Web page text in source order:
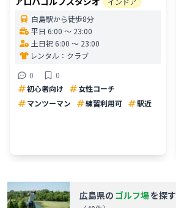
白島駅から徒歩8分
平日 6:00 〜 23:00
土日祝 6:00 〜 23:00
レンタル： クラブ
0
0
初心者向け
女性コーチ
マンツーマン
練習利用可 駅近
広島県の ゴルフ場を探す